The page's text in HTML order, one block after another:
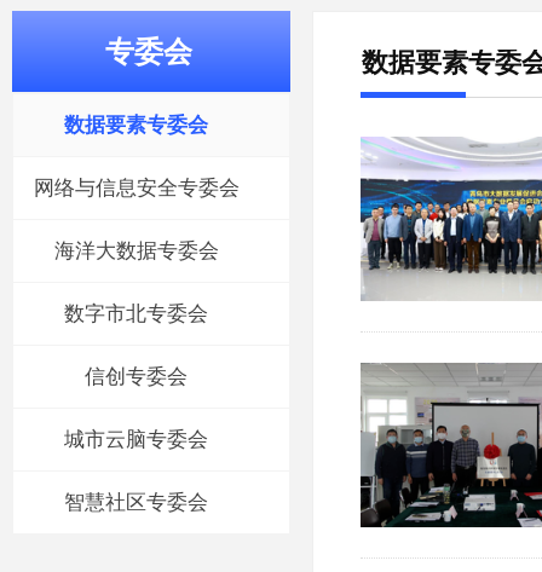
数据要素专委
专委会
数据要素专委会
网络与信息安全专委会
海洋大数据专委会
数字市北专委会
信创专委会
城市云脑专委会
智慧社区专委会